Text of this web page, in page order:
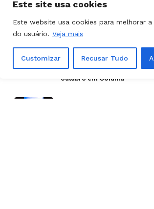
Este site usa cookies
Este website usa cookies para melhorar a
do usuário. Veja mais
Customizar Recusar Tudo
09, julho, 2026
Canceladas etapas da Stock
Porsche Cup previstas para
outubro em Goiânia
NOTÍCIAS
31, julho, 2026